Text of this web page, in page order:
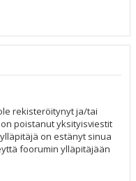
rekisteröitynyt ja/tai
poistanut yksityisviestit
on estänyt sinua
foorumin ylläpitäjään